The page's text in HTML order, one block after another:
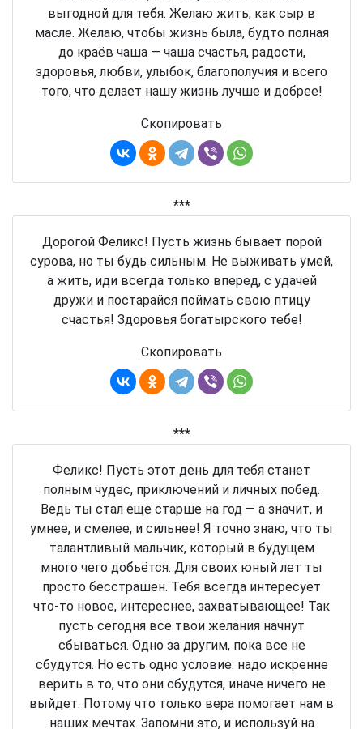
выгодной для тебя. Желаю жить, как сыр в
масле. Желаю, чтобы жизнь была, будто полная
до краёв чаша — чаша счастья, радости,
здоровья, любви, улыбок, благополучия и всего
того, что делает нашу жизнь лучше и добрее!
Скопировать
***
Дорогой Феликс! Пусть жизнь бывает порой
сурова, но ты будь сильным. Не выживать умей,
а жить, иди всегда только вперед, с удачей
дружи и постарайся поймать свою птицу
счастья! Здоровья богатырского тебе!
Скопировать
***
Феликс! Пусть этот день для тебя станет
полным чудес, приключений и личных побед.
Ведь ты стал еще старше на год — а значит, и
умнее, и смелее, и сильнее! Я точно знаю, что ты
талантливый мальчик, который в будущем
много чего добьётся. Для своих юный лет ты
просто бесстрашен. Тебя всегда интересует
что-то новое, интереснее, захватывающее! Так
пусть сегодня все твои желания начнут
сбываться. Одно за другим, пока все не
сбудутся. Но есть одно условие: надо искренне
верить в то, что они сбудутся, иначе ничего не
выйдет. Потому что только вера помогает нам в
наших мечтах. Запомни это, и используй на